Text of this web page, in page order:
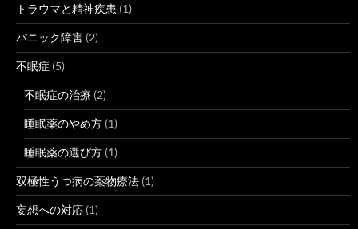
トラウマと精神疾患 (1)
パニック障害 (2)
不眠症 (5)
不眠症の治療 (2)
睡眠薬のやめ方 (1)
睡眠薬の選び方 (1)
双極性うつ病の薬物療法 (1)
妄想への対応 (1)